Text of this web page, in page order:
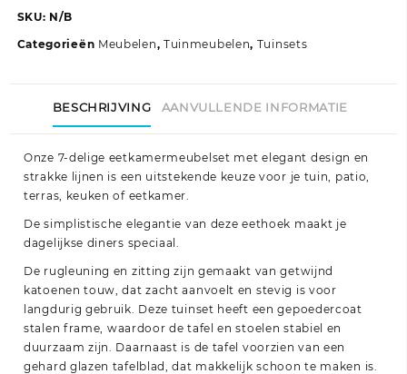
katoenen
en
aantal
SKU: N/B
Categorieën Meubelen, Tuinmeubelen, Tuinsets
BESCHRIJVING AANVULLENDE INFORMATIE
Onze 7-delige eetkamermeubelset met elegant design en
strakke lijnen is een uitstekende keuze voor je tuin, patio,
terras, keuken of eetkamer.
De simplistische elegantie van deze eethoek maakt je
dagelijkse diners speciaal.
De rugleuning en zitting zijn gemaakt van getwijnd
katoenen touw, dat zacht aanvoelt en stevig is voor
langdurig gebruik. Deze tuinset heeft een gepoedercoat
stalen frame, waardoor de tafel en stoelen stabiel en
duurzaam zijn. Daarnaast is de tafel voorzien van een
gehard glazen tafelblad, dat makkelijk schoon te maken is.